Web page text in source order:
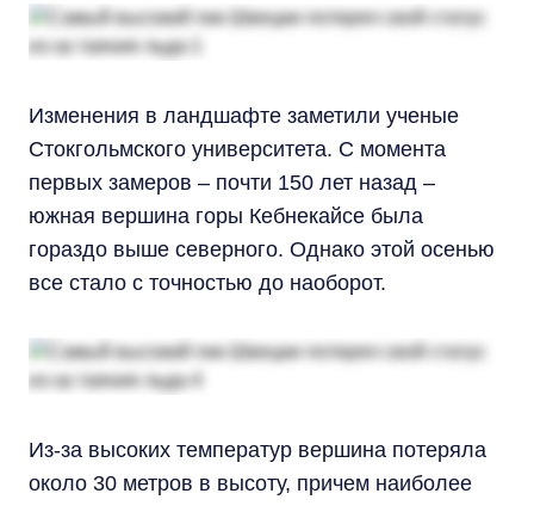
Изменения в ландшафте заметили ученые
Стокгольмского университета. С момента
первых замеров – почти 150 лет назад –
южная вершина горы Кебнекайсе была
гораздо выше северного. Однако этой осенью
все стало с точностью до наоборот.
Из-за высоких температур вершина потеряла
около 30 метров в высоту, причем наиболее